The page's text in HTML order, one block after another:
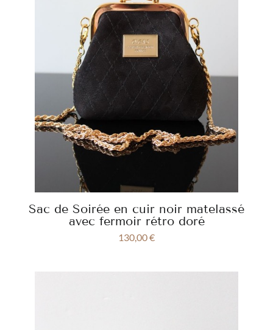
Sac de Soirée en cuir noir matelassé
avec fermoir rétro doré
130,00€